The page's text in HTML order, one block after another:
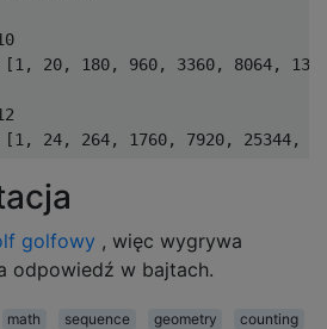
[1, 20, 180, 960, 3360, 8064,
golfowy , więc wygrywa
odpowiedź w bajtach.
math sequence geometry
counting